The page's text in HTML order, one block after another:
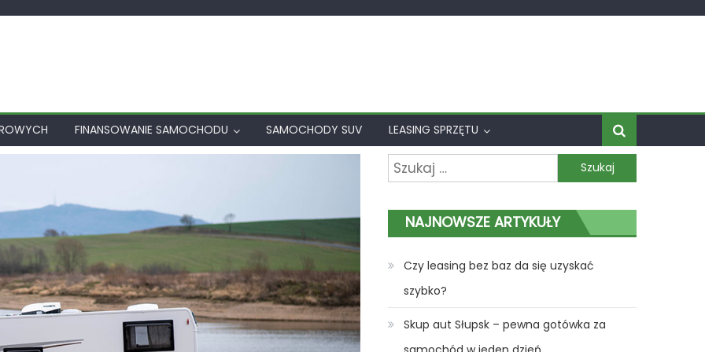
FINANSOWANIE SAMOCHODU SAMOCHODY SUV LEASING SPRZĘTU
Szukaj:
NAJNOWSZE ARTYKUŁY
Czy leasing bez baz da się uzyskać
szybko?
Skup aut Słupsk – pewna gotówka za